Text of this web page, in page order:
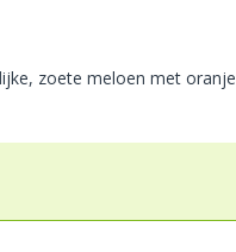
zoete meloen met oranje